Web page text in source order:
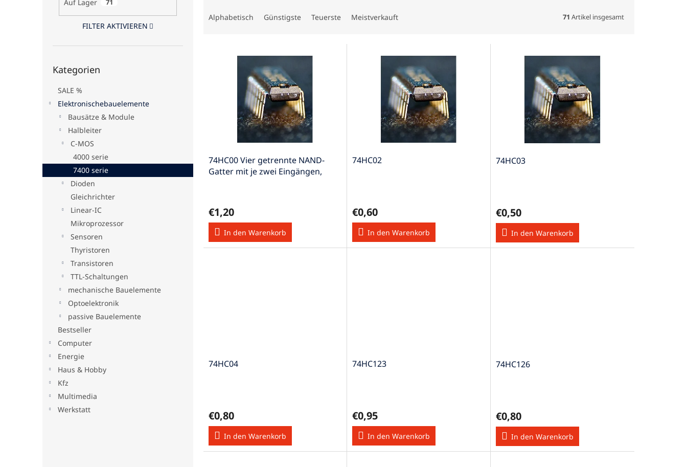
Auf Lager 71
FILTER AKTIVIEREN
überspringen
Kategorien
SALE %
Elektronischebauelemente
Bausätze & Module
Halbleiter
C-MOS
4000 serie
7400 serie
Dioden
Gleichrichter
Linear-IC
Mikroprozessor
Sensoren
Thyristoren
Transistoren
TTL-Schaltungen
mechanische Bauelemente
Optoelektronik
passive Bauelemente
Bestseller
Computer
Energie
Haus & Hobby
Kfz
Multimedia
Werkstatt
u
Alphabetisch Günstigste Teuerste Meistverkauft 71 Artikel insgesamt
o74HC00 Vier getrennte NAND-
Gatter mit je zwei Eingängen,
€1,20
In den Warenkorb
74HC02
€0,60
In den Warenkorb
74HC03
€0,50
In den Warenkorb
74HC04
€0,80
In den Warenkorb
74HC123
€0,95
In den Warenkorb
74HC126
€0,80
In den Warenkorb